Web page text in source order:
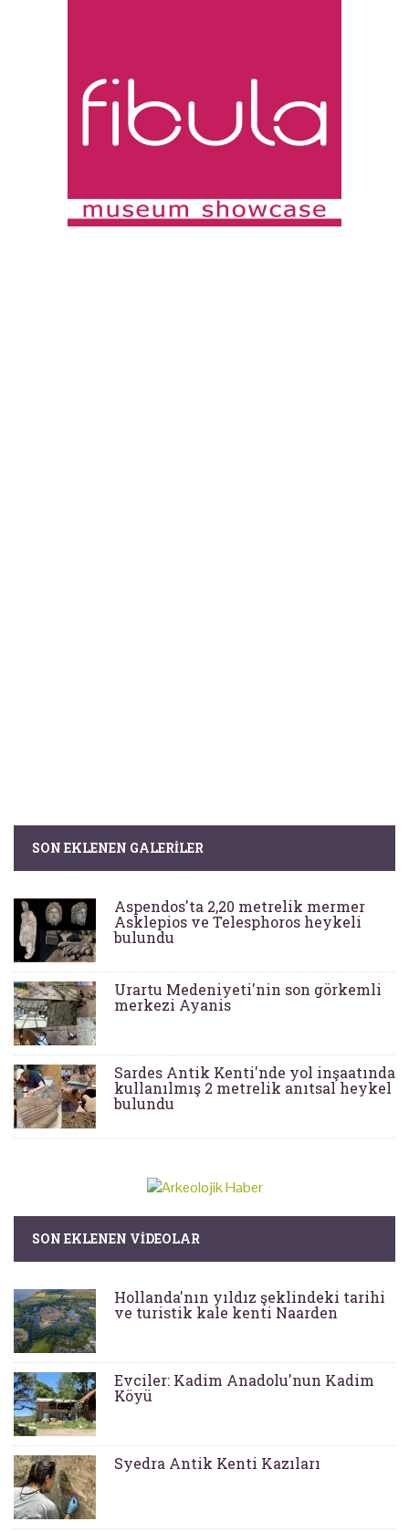
SON EKLENEN GALERILER
Aspendos'ta 2,20 metrelik mermer
Asklepios ve Telesphoros heykeli
bulundu
Urartu Medeniyeti'nin son görkemli
merkezi Ayanis
Sardes Antik Kenti'nde yol inşaatında
kullanılmış 2 metrelik anıtsal heykel
bulundu
SON EKLENEN VIDEOLAR
Hollanda'nın yıldız şeklindeki tarihi
ve turistik kale kenti Naarden
Evciler: Kadim Anadolu'nun Kadim
Köyü
Syedra Antik Kenti Kazıları